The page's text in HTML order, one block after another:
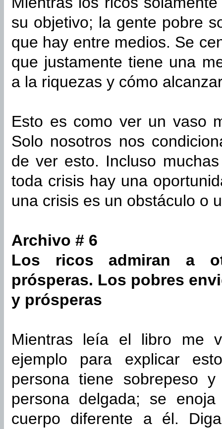
su objetivo; la gente pobre
que hay entre medios. Se
que justamente tiene una
a la riquezas y cómo
Esto es como ver un vaso
Solo nosotros nos
de ver esto. Incluso
toda crisis hay una
una crisis es un obstáculo o
Archivo # 6
Los ricos admiran a
prósperas. Los pobres
y prósperas
Mientras leía el libro me
ejemplo para explicar
persona tiene sobrepeso
persona delgada; se
cuerpo diferente a él.